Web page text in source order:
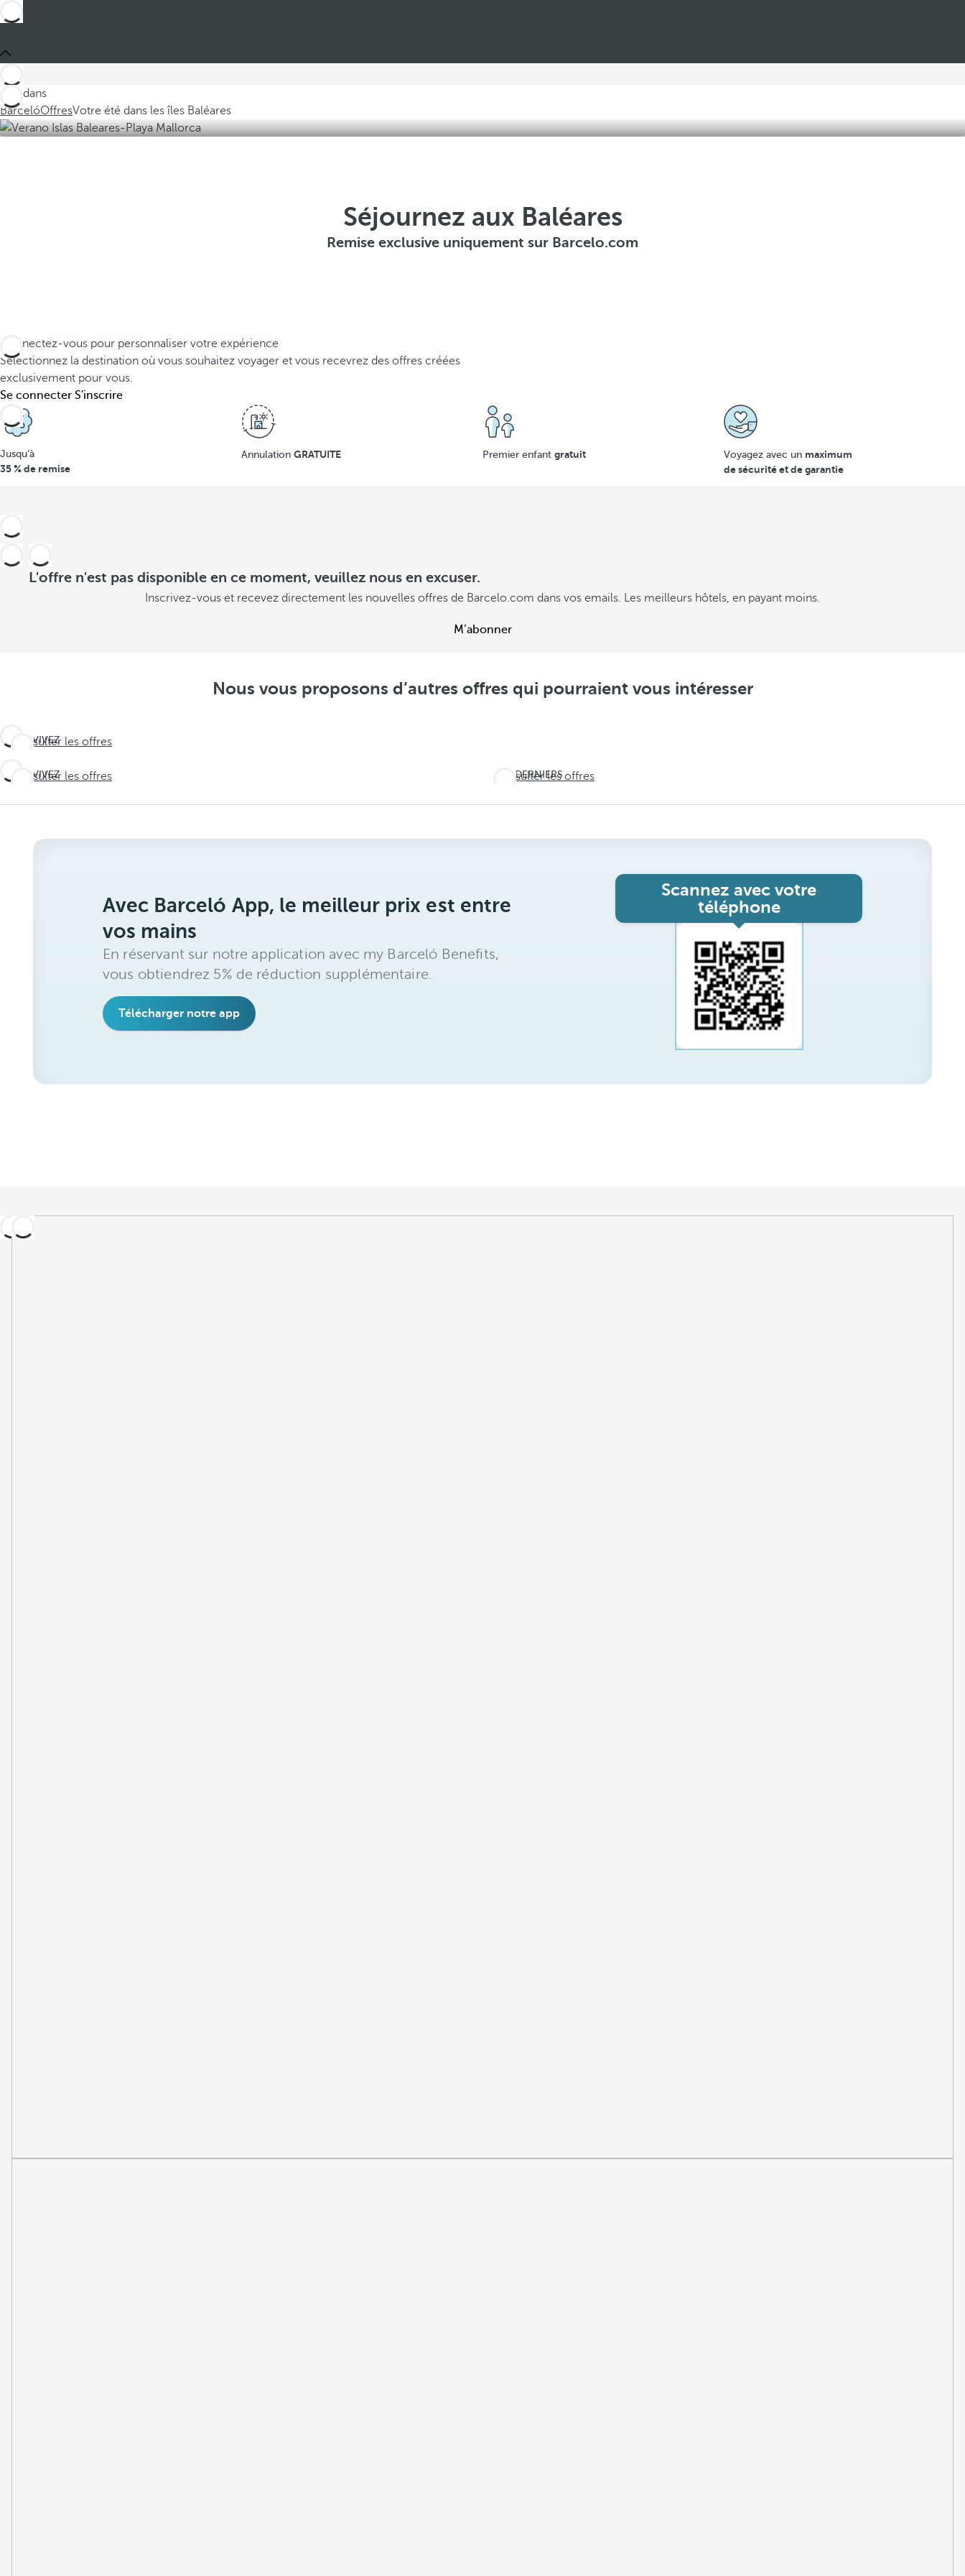
Ces dans
BarcelóOffresVotre été dans les îles Baléares
Séjournez aux Baléares
Remise exclusive uniquement sur Barcelo.com
Connectez-vous pour personnaliser votre expérience
Sélectionnez la destination où vous souhaitez voyager et vous recevrez des offres créées
exclusivement pour vous.
Se connecter S'inscrire
Jusqu’à
35 % de remise
Annulation GRATUITE Premier enfant gratuit Voyagez avec un maximum
de sécurité et de garantie
L'offre n'est pas disponible en ce moment, veuillez nous en excuser.
Inscrivez-vous et recevez directement les nouvelles offres de Barcelo.com dans vos emails. Les meilleurs hôtels, en payant moins.
M’abonner
Nous vous proposons d’autres offres qui pourraient vous intéresser
VIVEZ
Travel
deeper
Consulter les offres
VIVEZ
Travel
deeper
Consulter les offres
DERNIERS
Ne
laissez
Consulter les offres
Avec Barceló App, le meilleur prix est entre
vos mains
En réservant sur notre application avec my Barceló Benefits,
vous obtiendrez 5% de réduction supplémentaire.
Télécharger notre app
Scannez avec votre
téléphone